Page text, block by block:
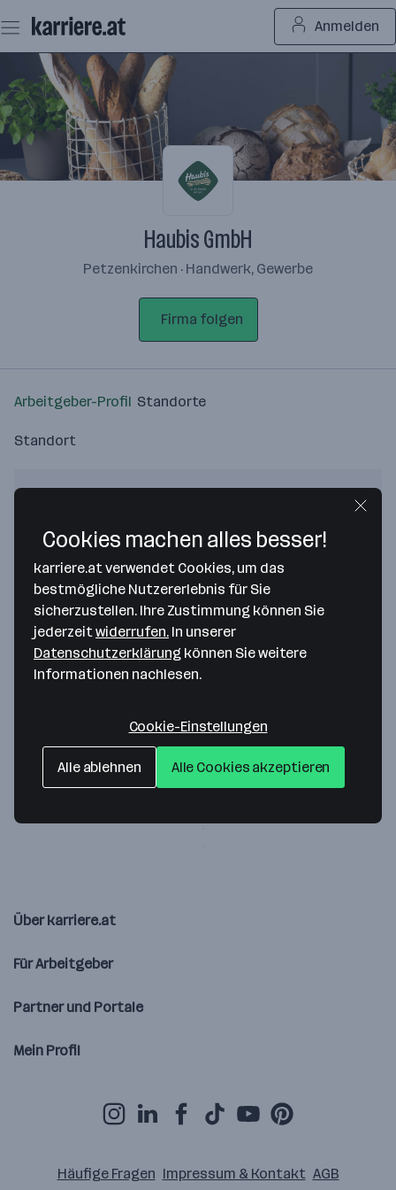
Seiteninhalt
springen
Anmelden
Haubis GmbH
Petzenkirchen · Handwerk, Gewerbe
Firma folgen
Arbeitgeber-Profil Standorte
Standort
Bitte stimme unseren Cookie-
Richtlinien zu, um diese Karte
anzuzeigen.
Zustimmung geben
Haubis GmbH
Kaiserstraße 8
Über karriere.at
Für Arbeitgeber
Partner und Portale
Mein Profil
Häufige Fragen Impressum & Kontakt AGB
Cookies machen alles besser!
karriere.at verwendet Cookies, um das
bestmögliche Nutzererlebnis für Sie
sicherzustellen. Ihre Zustimmung können Sie
jederzeitwiderrufen. In unserer
Datenschutzerklärung können Sie weitere
Informationen nachlesen.
Cookie-Einstellungen
Alle ablehnen Alle Cookies akzeptieren